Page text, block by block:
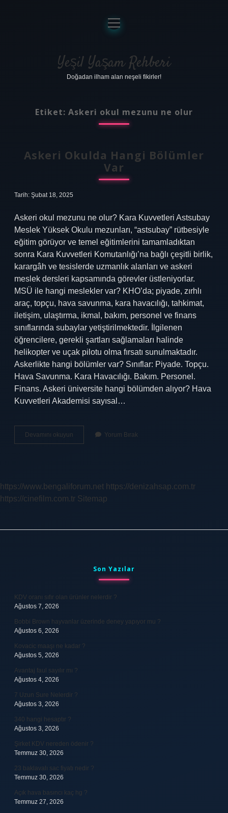
Anasayfa
Gizlilik Politikası
Yasal Uyarı
menüyü
aç
Yeşil Yaşam Rehberi
Doğadan ilham alan neşeli fikirler!
Etiket: Askeri okul mezunu ne olur
Askeri Okulda Hangi Bölümler
Var
Tarih: Şubat 18, 2025
Askeri okul mezunu ne olur? Kara Kuvvetleri Astsubay
Meslek Yüksek Okulu mezunları, “astsubay” rütbesiyle
eğitim görüyor ve temel eğitimlerini tamamladıktan
sonra Kara Kuvvetleri Komutanlığı’na bağlı çeşitli birlik,
karargâh ve tesislerde uzmanlık alanları ve askeri
meslek dersleri kapsamında görevler üstleniyorlar.
MSÜ ile hangi meslekler var? KHO’da; piyade, zırhlı
araç, topçu, hava savunma, kara havacılığı, tahkimat,
iletişim, ulaştırma, ikmal, bakım, personel ve finans
sınıflarında subaylar yetiştirilmektedir. İlgilenen
öğrencilere, gerekli şartları sağlamaları halinde
helikopter ve uçak pilotu olma fırsatı sunulmaktadır.
Askerlikte hangi bölümler var? Sınıflar: Piyade. Topçu.
Hava Savunma. Kara Havacılığı. Bakım. Personel.
Finans. Askeri üniversite hangi bölümden alıyor? Hava
Kuvvetleri Akademisi sayısal…
Devamını okuyun
Okulda
Yorum Bırak
https://www.bengaliforum.net https://denizahsap.com.tr
https://cinefilm.com.tr Sitemap
Son Yazılar
KDV oranı sıfır olan ürünler nelerdir ?
Ağustos 7, 2026
Bobbi Brown hayvanlar üzerinde deney yapıyor mu ?
Ağustos 6, 2026
Kovacic maaşı ne kadar ?
Ağustos 5, 2026
Avantaj faul sayılır mı ?
Ağustos 4, 2026
7 Uzun Sure Nelerdir ?
Ağustos 3, 2026
340 hangi hesaptır ?
Ağustos 3, 2026
Şirket KDV nereden ödenir ?
Temmuz 30, 2026
23 baklavalı sac fiyatı nedir ?
Temmuz 30, 2026
Açık hava basıncı kaç hg ?
Temmuz 27, 2026